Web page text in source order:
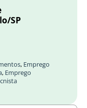
SP
, Emprego
, Emprego